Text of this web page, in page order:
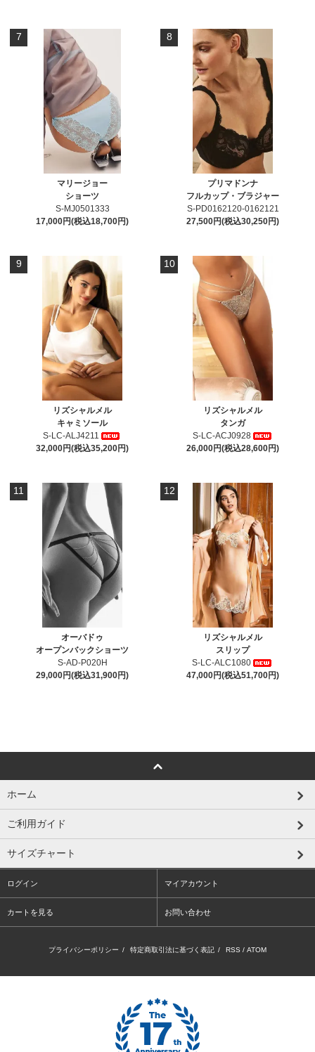
7
マリージョー
ショーツ
S-MJ0501333
17,000円(税込18,700円)
8
プリマドンナ
フルカップ・ブラジャー
S-PD0162120-0162121
27,500円(税込30,250円)
9
リズシャルメル
キャミソール
S-LC-ALJ4211
32,000円(税込35,200円)
10
リズシャルメル
タンガ
S-LC-ACJ0928
26,000円(税込28,600円)
11
オーバドゥ
オープンバックショーツ
S-AD-P020H
29,000円(税込31,900円)
12
リズシャルメル
スリップ
S-LC-ALC1080
47,000円(税込51,700円)
ホーム
ご利用ガイド
サイズチャート
ログイン マイアカウント
カートを見る お問い合わせ
プライバシーポリシー / 特定商取引法に基づく表記 / RSS / ATOM